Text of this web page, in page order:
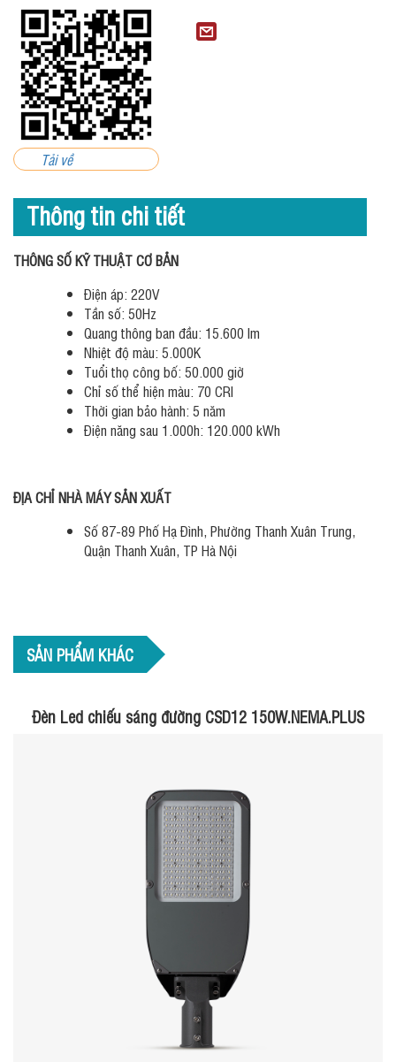
Tải về
Thông tin chi tiết
THÔNG SỐ KỸ THUẬT CƠ BẢN
Điện áp: 220V
Tần số: 50Hz
Quang thông ban đầu: 15.600 lm
Nhiệt độ màu: 5.000K
Tuổi thọ công bố: 50.000 giờ
Chỉ số thể hiện màu: 70 CRI
Thời gian bảo hành: 5 năm
Điện năng sau 1.000h: 120.000 kWh
ĐỊA CHỈ NHÀ MÁY SẢN XUẤT
Số 87-89 Phố Hạ Đình, Phường Thanh Xuân Trung,
Quận Thanh Xuân, TP Hà Nội
SẢN PHẨM KHÁC
Đèn Led chiếu sáng đường CSD12 150W.NEMA.PLUS